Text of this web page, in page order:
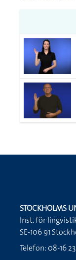
STOCKHOLMS
Inst. för
SE-106 91
Telefon: 08-16